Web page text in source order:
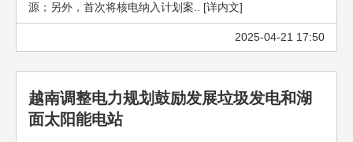
源；另外，首次将核电纳入计划案.. [详内文]
2025-04-21 17:50
越南调整电力规划鼓励发展垃圾发电和湖
面太阳能电站